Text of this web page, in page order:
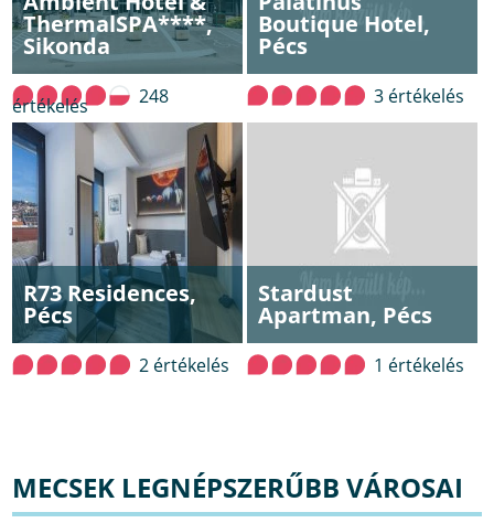
ThermalSPA****,
Sikonda
248
értékelés
Boutique Hotel,
Pécs
3 értékelés
R73 Residences,
Pécs
2 értékelés
Stardust
Apartman, Pécs
1 értékelés
MECSEK LEGNÉPSZERŰBB VÁROSAI